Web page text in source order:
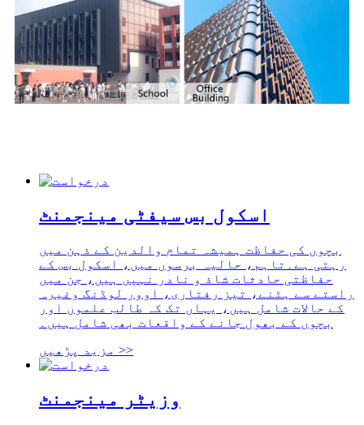
اسکول بس سیفٹی مینجمنٹ
بچوں کی حفاظت ہمیشہ تمام والدین کے ذہن میں
رہتی ہے۔تاہم، حالیہ برسوں میں، اسکول بس کے
حفاظتی حادثات شاذ و نادر نہیں ہیں، جن میں
راستے سے ہٹنے، تیز رفتاری، اوور لوڈنگ وغیرہ
کے حالات شامل ہیں، یہاں تک کہ طالب علموں اور
بچوں کے بھول جانے کے واقعات بھی شامل ہیں۔
مزید پڑھیں >>
وزیٹر مینجمنٹ